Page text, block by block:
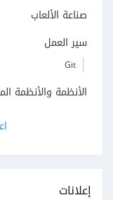
صناعة الألعاب
سير العمل
Git
الأنظمة والأنظمة
إعلانات